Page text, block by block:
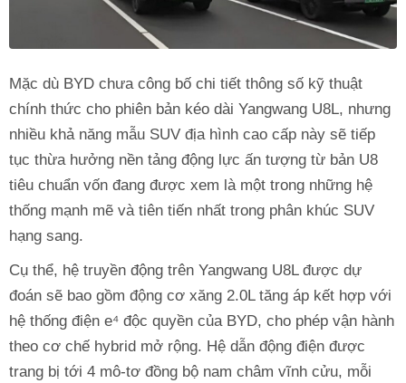
Mặc dù BYD chưa công bố chi tiết thông số kỹ thuật
chính thức cho phiên bản kéo dài Yangwang U8L, nhưng
nhiều khả năng mẫu SUV địa hình cao cấp này sẽ tiếp
tục thừa hưởng nền tảng động lực ấn tượng từ bản U8
tiêu chuẩn vốn đang được xem là một trong những hệ
thống mạnh mẽ và tiên tiến nhất trong phân khúc SUV
hạng sang.
Cụ thể, hệ truyền động trên Yangwang U8L được dự
đoán sẽ bao gồm động cơ xăng 2.0L tăng áp kết hợp với
hệ thống điện e⁴ độc quyền của BYD, cho phép vận hành
theo cơ chế hybrid mở rộng. Hệ dẫn động điện được
trang bị tới 4 mô-tơ đồng bộ nam châm vĩnh cửu, mỗi